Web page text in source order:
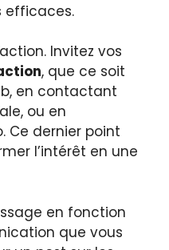
efficaces.
Invitez vos
, que ce soit
en contactant
ou en
Ce dernier point
l’intérêt en une
en fonction
que vous